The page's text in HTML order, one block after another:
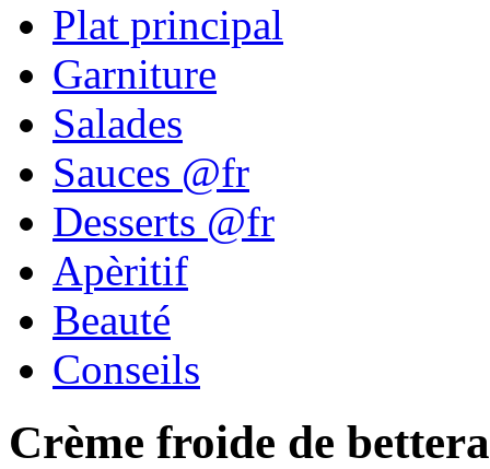
Plat principal
Garniture
Salades
Sauces @fr
Desserts @fr
Apèritif
Beauté
Conseils
Crème froide de